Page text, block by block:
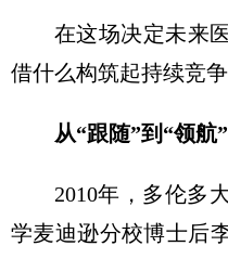
在这场决定未来
借什么构筑起持续竞
从“跟随”到“领航
2010年，多伦多
学麦迪逊分校博士后